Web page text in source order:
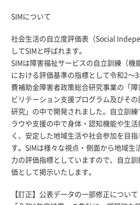
SIMについて
社会生活の自立度評価表（Social
してSIMと呼ばれます。
SIMは障害福祉サービスの自立訓練（機
における評価基準の指標として令和2～
費補助金障害者政策総合研究事業の「
ビリテーション支援プログラム及びそ
研究」の中で開発されました。自立訓
ラウや支援の中で身体・認知機能や生
く、安定した地域生活や社会参加を目
す。SIMは様々な視点・側面から地域生
力の評価指標としていますので、自立
価として掲示いたします。
【訂正】公表データの一部修正について